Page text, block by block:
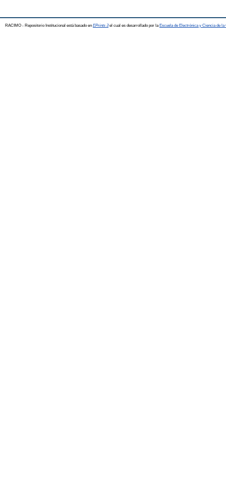
RACIMO - Repositorio Institucional está basado en EPrints 3el cual es desarrollado por la Escuela de Electrónica y Ciencia de la